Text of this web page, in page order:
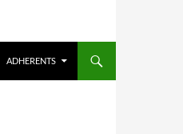
ADHERENTS